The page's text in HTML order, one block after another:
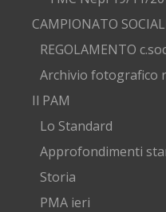
CAMPIONATO
REGOLAMENTO
Archivio fotografico
Il PAM
Lo Standard
Approfondimenti
Storia
PMA ieri